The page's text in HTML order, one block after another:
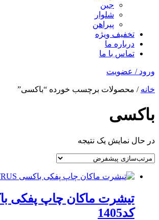
جین
شلوار
پیراهن
تخفیف ویژه
درباره ما
تماس با ما
ورود / عضویت
خانه / محصولات برچسب خورده “باکسی”
باکسی
در حال نمایش یک نتیجه
کد1405